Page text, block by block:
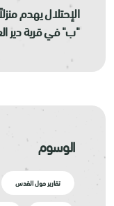
الإحتلال يهدم
"ب" في قرية دير
الوسوم
تقارير حول القدس